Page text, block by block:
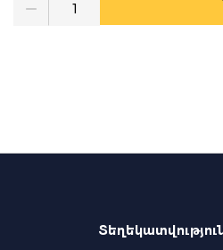
Quantity